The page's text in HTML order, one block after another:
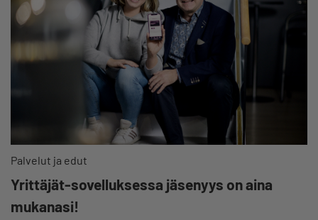
Palvelut ja edut
Yrittäjät-sovelluksessa jäsenyys on aina
mukanasi!